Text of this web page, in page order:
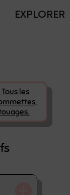
EXPLORER
les